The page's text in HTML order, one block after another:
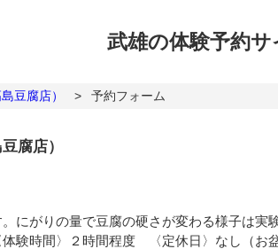
武雄の体験予約サ
豆腐店） > 予約フォーム
腐店）
にがりの量で豆腐の硬さが変わる様子は
験時間〉２時間程度 〈定休日〉なし（お